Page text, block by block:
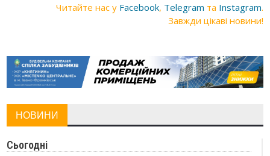
Читайте нас у Facebook, Telegram та Instagram.
Завжди цікаві новини!
НОВИНИ
Сьогодні